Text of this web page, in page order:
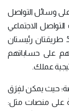
وسائل التواصل
الاجتماعي
طريقتان رئيستان
على حساباتهم
عملك.
حيث يمكن لفِرَق
على منصات مثل: